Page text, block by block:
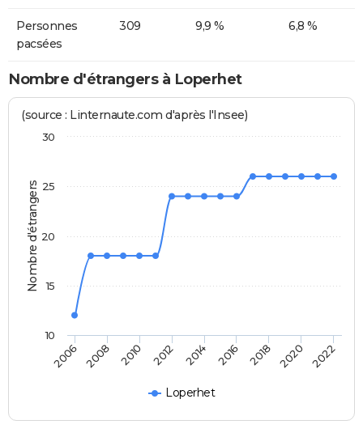
Personnes
pacsées
309 9,9 % 6,8 %
Nombre d'étrangers à Loperhet
Nombre d'étrangers
(source : Linternaute.com d'après l'Insee)
Loperhet
2006 2008 2010 2012 2014 2016 2018 2020 2022
10
15
20
25
30